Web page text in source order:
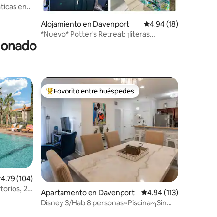
en
Alojamiento en Davenport Calificación
4.94 (18)
*Nuevo* Potter's Retreat: ¡literas
promedio: 4.79 de 5, 104 reseñas
4.79 (104)
2
Favorito entre huéspedes preferido
Favorito entre huéspedes
Apartamento en Davenport Calificación promedio:
4.94 (113)
Disney 3/Hab 8 personas~Piscina~¡Sin